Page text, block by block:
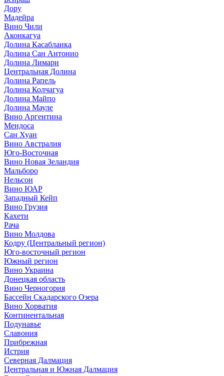
Дору
Мадейра
Вино Чили
Аконкагуа
Долина Касабланка
Долина Сан Антонио
Долина Лимари
Центральная Долина
Долина Рапель
Долина Колчагуа
Долина Майпо
Долина Мауле
Вино Аргентина
Мендоса
Сан Хуан
Вино Австралия
Юго-Восточная
Вино Новая Зеландия
Мальборо
Нельсон
Вино ЮАР
Западный Кейп
Вино Грузия
Кахети
Рача
Вино Молдова
Кодру (Центральный регион)
Юго-восточный регион
Южный регион
Вино Украина
Донецкая область
Вино Черногория
Бассейн Скадарского Озера
Вино Хорватия
Континентальная
Подунавье
Славония
Прибрежная
Истрия
Северная Далмация
Центральная и Южная Далмация